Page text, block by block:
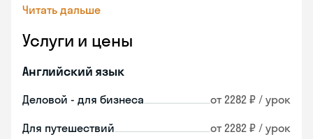
Читать дальше
Услуги и цены
Английский язык
Деловой - для бизнеса от 2282 ₽ / урок
Для путешествий от 2282 ₽ / урок